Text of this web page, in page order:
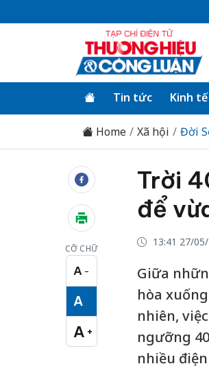
Tin tức Kinh tế
Home Xã hội Đời
CỠ CHỮ
A −
Cỡ chữ nhỏ
A
Cỡ chữ vừa
A +
Cỡ chữ lớn
Trời
để
13:41 27/
Giữa
hòa
nhiên,
ngưỡng
nhiều